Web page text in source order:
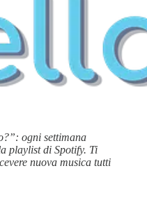
ogni settimana
playlist di Spotify. Ti
nuova musica tutti